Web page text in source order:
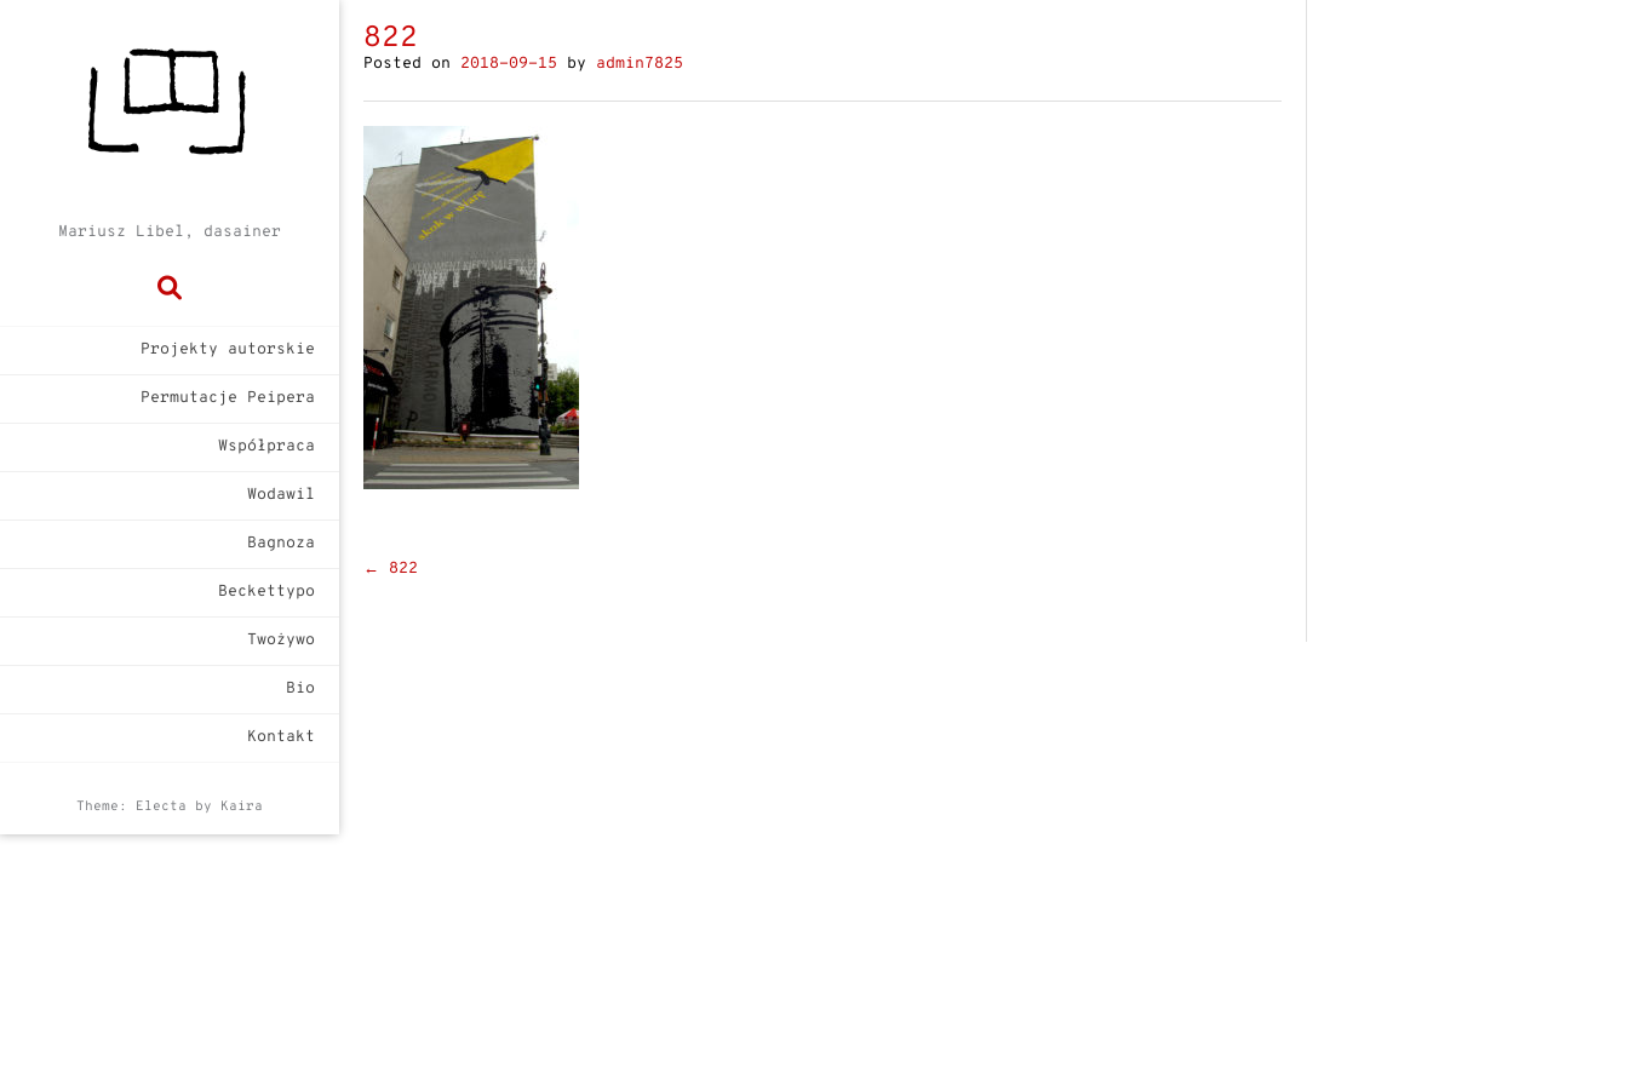
Mariusz Libel, dasainer
Projekty autorskie
Permutacje Peipera
Współpraca
Wodawil
Bagnoza
Beckettypo
Twożywo
Bio
Kontakt
Theme: Electa by Kaira
822
Posted on 2018-09-15 by admin7825
Post
← 822